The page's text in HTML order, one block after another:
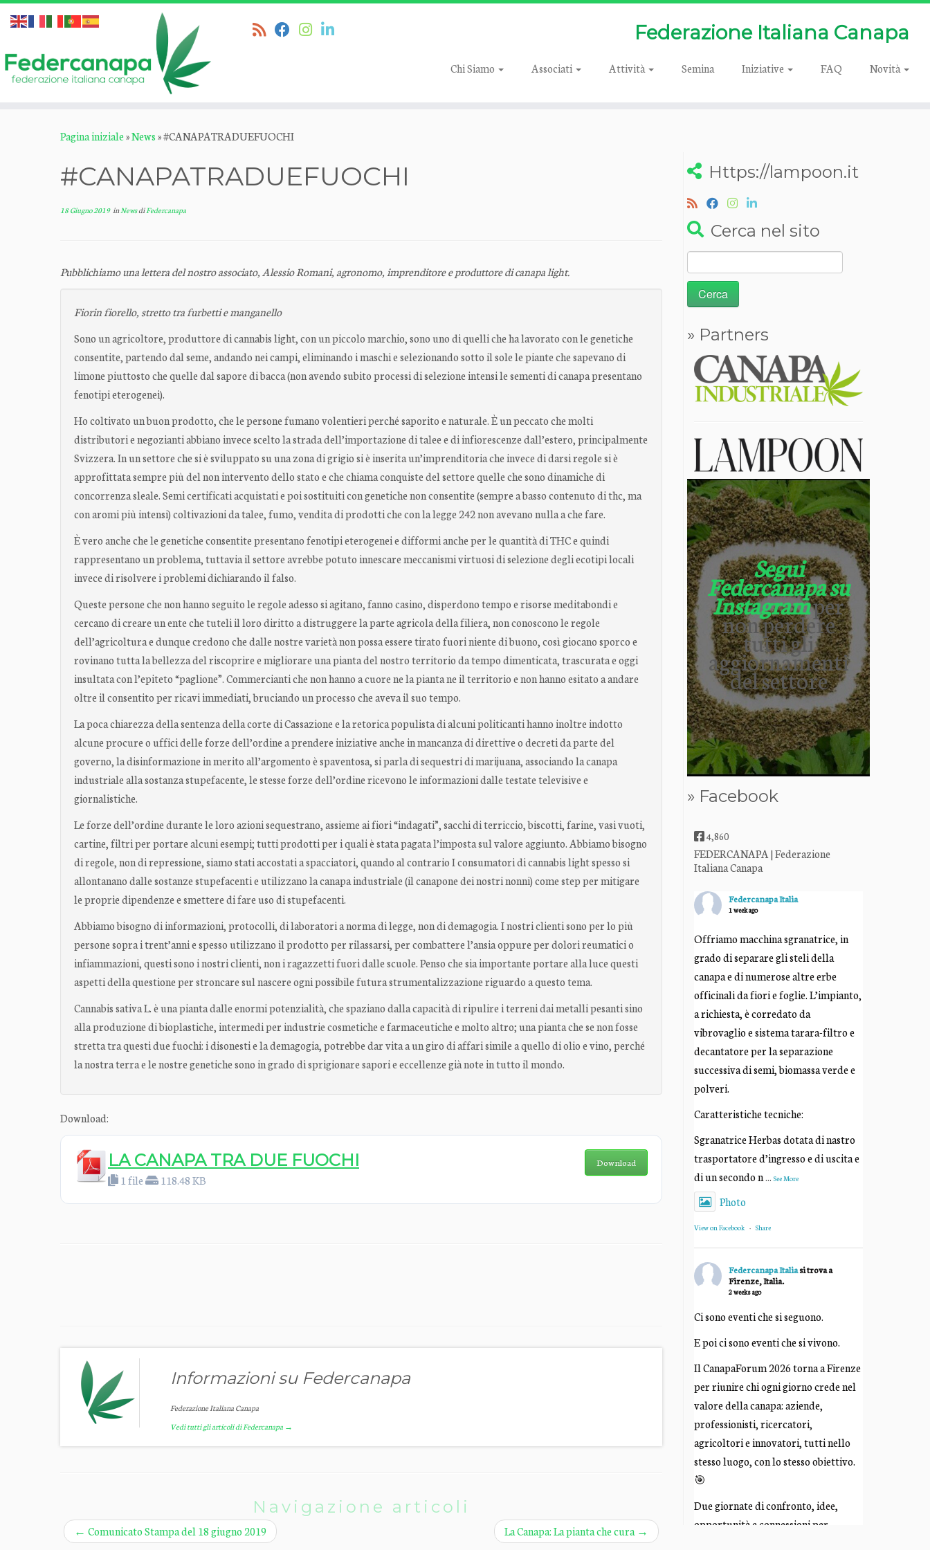
Federazione Italiana Canapa
Chi Siamo Associati Attività Semina Iniziative FAQ Novità
Pagina iniziale»News»#CANAPATRADUEFUOCHI
#CANAPATRADUEFUOCHI
18 Giugno 2019inNewsdiFedercanapa
Pubblichiamo una lettera del nostro associato, Alessio Romani, agronomo, imprenditore e produttore di canapa light.
Fiorin fiorello, stretto tra furbetti e manganello
Sono un agricoltore, produttore di cannabis light, con un piccolo marchio, sono uno di quelli che ha lavorato con le genetiche
consentite, partendo dal seme, andando nei campi, eliminando i maschi e selezionando sotto il sole le piante che sapevano di
limone piuttosto che quelle dal sapore di bacca (non avendo subito processi di selezione intensi le sementi di canapa presentano
fenotipi eterogenei).
Ho coltivato un buon prodotto, che le persone fumano volentieri perché saporito e naturale. È un peccato che molti
distributori e negozianti abbiano invece scelto la strada dell’importazione di talee e di infiorescenze dall’estero, principalmente
Svizzera. In un settore che si è sviluppato su una zona di grigio si è inserita un’imprenditoria che invece di darsi regole si è
approfittata sempre più del non intervento dello stato e che chiama conquiste del settore quelle che sono dinamiche di
concorrenza sleale. Semi certificati acquistati e poi sostituiti con genetiche non consentite (sempre a basso contenuto di thc, ma
con aromi più intensi) coltivazioni da talee, fumo, vendita di prodotti che con la legge 242 non avevano nulla a che fare.
È vero anche che le genetiche consentite presentano fenotipi eterogenei e difformi anche per le quantità di THC e quindi
rappresentano un problema, tuttavia il settore avrebbe potuto innescare meccanismi virtuosi di selezione degli ecotipi locali
invece di risolvere i problemi dichiarando il falso.
Queste persone che non hanno seguito le regole adesso si agitano, fanno casino, disperdono tempo e risorse meditabondi e
cercano di creare un ente che tuteli il loro diritto a distruggere la parte agricola della filiera, non conoscono le regole
dell’agricoltura e dunque credono che dalle nostre varietà non possa essere tirato fuori niente di buono, così giocano sporco e
rovinano tutta la bellezza del riscoprire e migliorare una pianta del nostro territorio da tempo dimenticata, trascurata e oggi
insultata con l’epiteto “paglione”. Commercianti che non hanno a cuore ne la pianta ne il territorio e non hanno esitato a andare
oltre il consentito per ricavi immediati, bruciando un processo che aveva il suo tempo.
La poca chiarezza della sentenza della corte di Cassazione e la retorica populista di alcuni politicanti hanno inoltre indotto
alcune procure o uffici delle forze dell’ordine a prendere iniziative anche in mancanza di direttive o decreti da parte del
governo, la disinformazione in merito all’argomento è spaventosa, si parla di sequestri di marijuana, associando la canapa
industriale alla sostanza stupefacente, le stesse forze dell’ordine ricevono le informazioni dalle testate televisive e
giornalistiche.
Le forze dell’ordine durante le loro azioni sequestrano, assieme ai fiori “indagati”, sacchi di terriccio, biscotti, farine, vasi vuoti,
cartine, filtri per portare alcuni esempi; tutti prodotti per i quali è stata pagata l’imposta sul valore aggiunto. Abbiamo bisogno
di regole, non di repressione, siamo stati accostati a spacciatori, quando al contrario I consumatori di cannabis light spesso si
allontanano dalle sostanze stupefacenti e utilizzano la canapa industriale (il canapone dei nostri nonni) come step per mitigare
le proprie dipendenze e smettere di fare uso di stupefacenti.
Abbiamo bisogno di informazioni, protocolli, di laboratori a norma di legge, non di demagogia. I nostri clienti sono per lo più
persone sopra i trent’anni e spesso utilizzano il prodotto per rilassarsi, per combattere l’ansia oppure per dolori reumatici o
infiammazioni, questi sono i nostri clienti, non i ragazzetti fuori dalle scuole. Penso che sia importante portare alla luce questi
aspetti della questione per stroncare sul nascere ogni possibile futura strumentalizzazione riguardo a questo tema.
Cannabis sativa L. è una pianta dalle enormi potenzialità, che spaziano dalla capacità di ripulire i terreni dai metalli pesanti sino
alla produzione di bioplastiche, intermedi per industrie cosmetiche e farmaceutiche e molto altro; una pianta che se non fosse
stretta tra questi due fuochi: i disonesti e la demagogia, potrebbe dar vita a un giro di affari simile a quello di olio e vino, perché
la nostra terra e le nostre genetiche sono in grado di sprigionare sapori e eccellenze già note in tutto il mondo.
Download:
LA CANAPA TRA DUE FUOCHI
1 file 118.48 KB
Download
Informazioni su Federcanapa
Federazione Italiana Canapa
Vedi tutti gli articoli di Federcanapa →
Navigazione articoli
← Comunicato Stampa del 18 giugno 2019 La Canapa: La pianta che cura →
Https://lampoon.it
Cerca nel sito
per:
» Partners
Segui
Federcanapa su
Instagramper
non perdere
tutti gli
aggiornamenti
del settore
» Facebook
4,860
FEDERCANAPA | Federazione
Italiana Canapa
Federcanapa Italia
1 week ago
Offriamo macchina sgranatrice, in
grado di separare gli steli della
canapa e di numerose altre erbe
officinali da fiori e foglie. L’impianto,
a richiesta, è corredato da
vibrovaglio e sistema tarara-filtro e
decantatore per la separazione
successiva di semi, biomassa verde e
polveri.
Caratteristiche tecniche:
Sgranatrice Herbas dotata di nastro
trasportatore d’ingresso e di uscita e
di un secondo n... See More
Photo
View on Facebook · Share
Federcanapa Italiasi trova a
Firenze, Italia.
2 weeks ago
Ci sono eventi che si seguono.
E poi ci sono eventi che si vivono.
Il CanapaForum 2026 torna a Firenze
per riunire chi ogni giorno crede nel
valore della canapa: aziende,
professionisti, ricercatori,
agricoltori e innovatori, tutti nello
stesso luogo, con lo stesso obiettivo.
🎯
Due giornate di confronto, idee,
opportunità e connessioni per